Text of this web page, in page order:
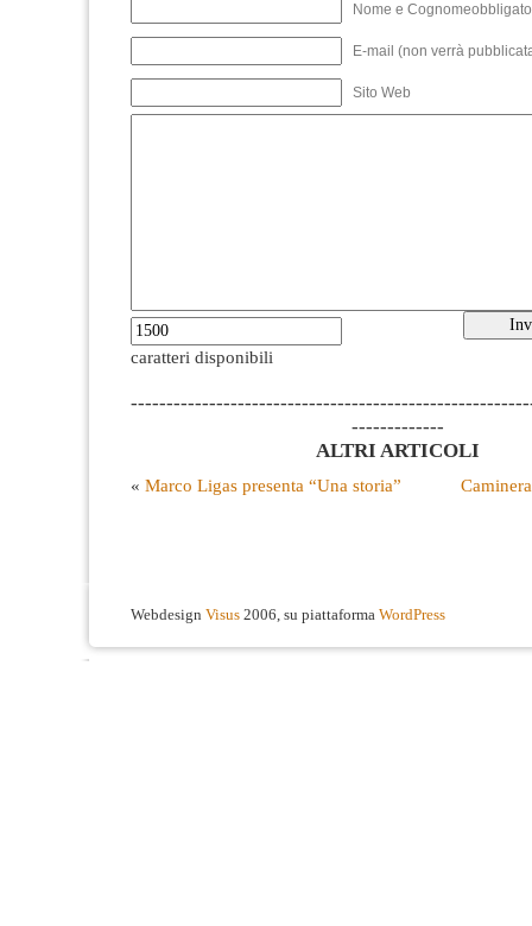
Nome e
E-mail (non verrà
Sito Web
caratteri disponibili
-------------
ALTRI ARTICOLI
« Marco Ligas presenta “Una storia”
Webdesign Visus 2006, su piattaforma WordPress